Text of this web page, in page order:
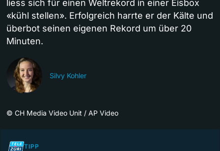
liess sich für einen Weltrekord in einer Eisbox
«kühl stellen». Erfolgreich harrte er der Kälte und
überbot seinen eigenen Rekord um über 20
Minuten.
Silvy Kohler
© CH Media Video Unit / AP Video
TIPP